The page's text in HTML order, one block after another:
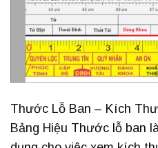
Thước Lỗ Ban – Kích
Bảng Hiệu Thước lỗ ban